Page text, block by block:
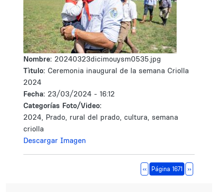
Nombre: 20240323dicimouysm0535.jpg
Tìtulo: Ceremonia inaugural de la semana Criolla
2024
Fecha: 23/03/2024 - 16:12
Categorías Foto/Video:
2024, Prado, rural del prado, cultura, semana
criolla
Descargar Imagen
Página anterior
‹‹ Página 1671 Siguiente
››